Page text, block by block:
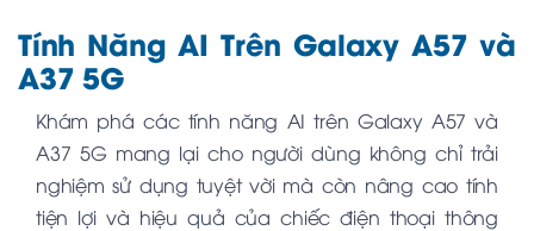
Tính Năng AI Trên Galaxy A57 và
A37 5G
Khám phá các tính năng AI trên Galaxy A57 và
A37 5G mang lại cho người dùng không chỉ trải
nghiệm sử dụng tuyệt vời mà còn nâng cao tính
tiện lợi và hiệu quả của chiếc điện thoại thông